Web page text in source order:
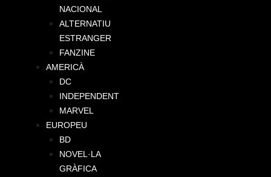
NACIONAL
ALTERNATIU
ESTRANGER
FANZINE
AMERICÀ
DC
INDEPENDENT
MARVEL
EUROPEU
BD
NOVEL·LA
GRÀFICA